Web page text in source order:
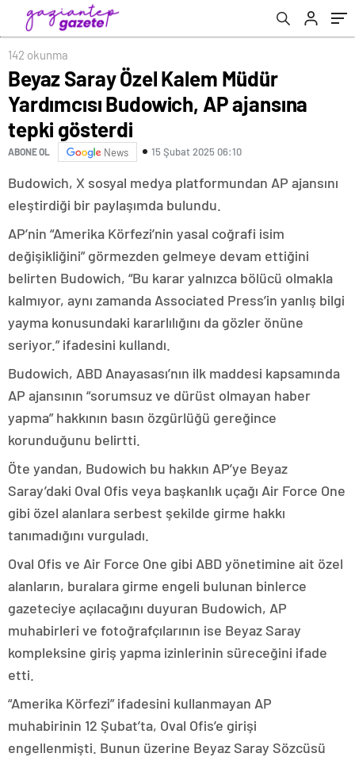
142 okunma
Beyaz Saray Özel Kalem Müdür
Yardımcısı Budowich, AP ajansına
tepki gösterdi
ABONE OL News 15 Şubat 2025 06:10
Budowich, X sosyal medya platformundan AP ajansını
eleştirdiği bir paylaşımda bulundu.
AP’nin “Amerika Körfezi’nin yasal coğrafi isim
değişikliğini” görmezden gelmeye devam ettiğini
belirten Budowich, “Bu karar yalnızca bölücü olmakla
kalmıyor, aynı zamanda Associated Press’in yanlış bilgi
yayma konusundaki kararlılığını da gözler önüne
seriyor.” ifadesini kullandı.
Budowich, ABD Anayasası’nın ilk maddesi kapsamında
AP ajansının “sorumsuz ve dürüst olmayan haber
yapma” hakkının basın özgürlüğü gereğince
korunduğunu belirtti.
Öte yandan, Budowich bu hakkın AP’ye Beyaz
Saray’daki Oval Ofis veya başkanlık uçağı Air Force One
gibi özel alanlara serbest şekilde girme hakkı
tanımadığını vurguladı.
Oval Ofis ve Air Force One gibi ABD yönetimine ait özel
alanların, buralara girme engeli bulunan binlerce
gazeteciye açılacağını duyuran Budowich, AP
muhabirleri ve fotoğrafçılarının ise Beyaz Saray
kompleksine giriş yapma izinlerinin süreceğini ifade
etti.
“Amerika Körfezi” ifadesini kullanmayan AP
muhabirinin 12 Şubat’ta, Oval Ofis’e girişi
engellenmişti. Bunun üzerine Beyaz Saray Sözcüsü